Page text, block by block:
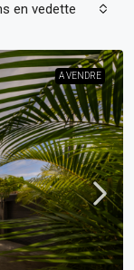
en vedette
A VENDRE